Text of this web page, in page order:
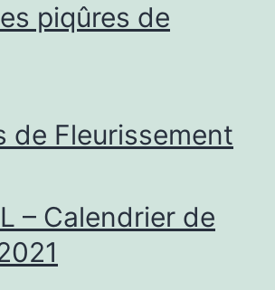
piqûres de
de Fleurissement
– Calendrier de